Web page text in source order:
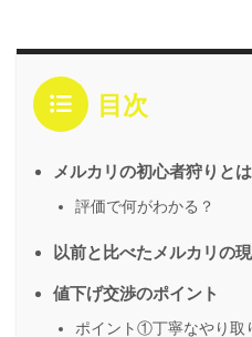
目次
メルカリの初心者狩りとは
評価で何がわかる？
以前と比べたメルカリの
値下げ交渉のポイント
ポイント①丁寧なやり取